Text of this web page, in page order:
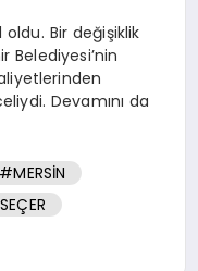
Bir değişiklik
Belediyesi’nin
Devamını da
#MERSİN